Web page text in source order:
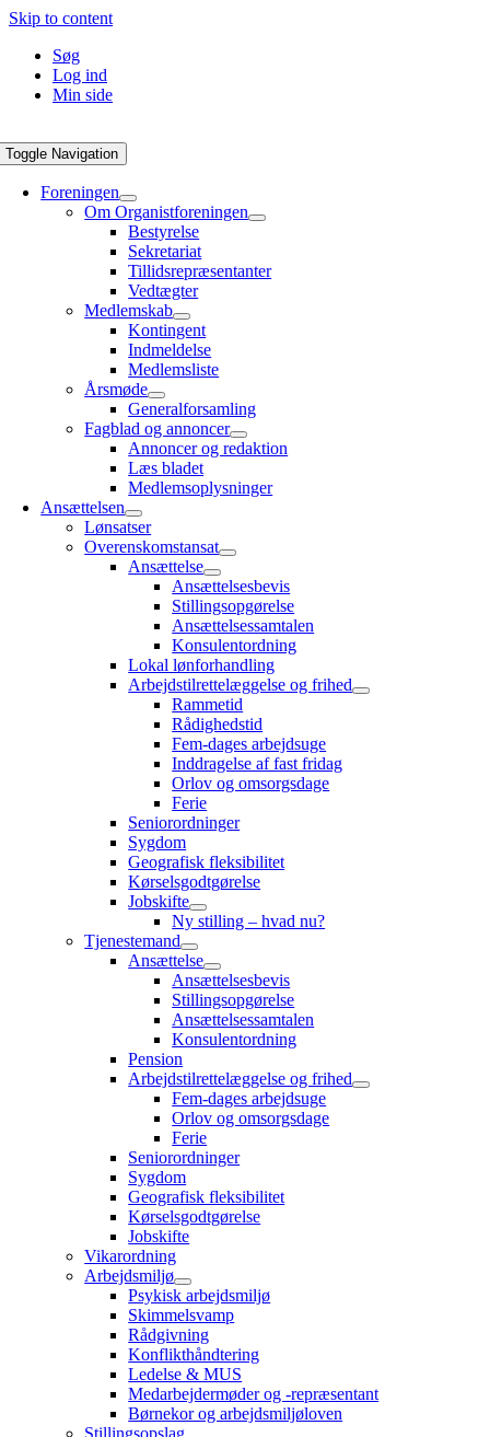
Skip to content
Søg
Log ind
Min side
Toggle Navigation
Foreningen
Om Organistforeningen
Bestyrelse
Sekretariat
Tillidsrepræsentanter
Vedtægter
Medlemskab
Kontingent
Indmeldelse
Medlemsliste
Årsmøde
Generalforsamling
Fagblad og annoncer
Annoncer og redaktion
Læs bladet
Medlemsoplysninger
Ansættelsen
Lønsatser
Overenskomstansat
Ansættelse
Ansættelsesbevis
Stillingsopgørelse
Ansættelsessamtalen
Konsulentordning
Lokal lønforhandling
Arbejdstilrettelæggelse og frihed
Rammetid
Rådighedstid
Fem-dages arbejdsuge
Inddragelse af fast fridag
Orlov og omsorgsdage
Ferie
Seniorordninger
Sygdom
Geografisk fleksibilitet
Kørselsgodtgørelse
Jobskifte
Ny stilling – hvad nu?
Tjenestemand
Ansættelse
Ansættelsesbevis
Stillingsopgørelse
Ansættelsessamtalen
Konsulentordning
Pension
Arbejdstilrettelæggelse og frihed
Fem-dages arbejdsuge
Orlov og omsorgsdage
Ferie
Seniorordninger
Sygdom
Geografisk fleksibilitet
Kørselsgodtgørelse
Jobskifte
Vikarordning
Arbejdsmiljø
Psykisk arbejdsmiljø
Skimmelsvamp
Rådgivning
Konflikthåndtering
Ledelse & MUS
Medarbejdermøder og -repræsentant
Børnekor og arbejdsmiljøloven
Stillingsopslag